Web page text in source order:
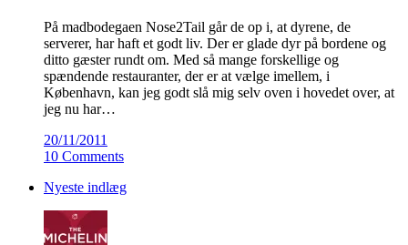
På madbodegaen Nose2Tail går de op i, at dyrene, de
serverer, har haft et godt liv. Der er glade dyr på bordene og
ditto gæster rundt om. Med så mange forskellige og
spændende restauranter, der er at vælge imellem, i
København, kan jeg godt slå mig selv oven i hovedet over, at
jeg nu har…
20/11/2011
10 Comments
Nyeste indlæg